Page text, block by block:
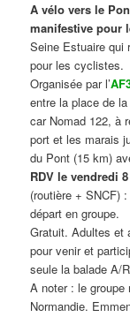
A vélo vers le
manifestive pour
Seine Estuaire qui
pour les cyclistes.
Organisée par l’
entre la place de
car Nomad 122, à
port et les marais
du Pont (15 km)
RDV le vendredi
(routière + SNCF)
départ en groupe.
Gratuit. Adultes et
pour venir et
seule la balade A/
A noter : le
Normandie.